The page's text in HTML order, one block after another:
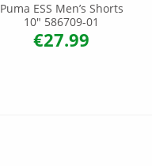
Puma ESS Men’s Shorts
10″ 586709-01
€27.99